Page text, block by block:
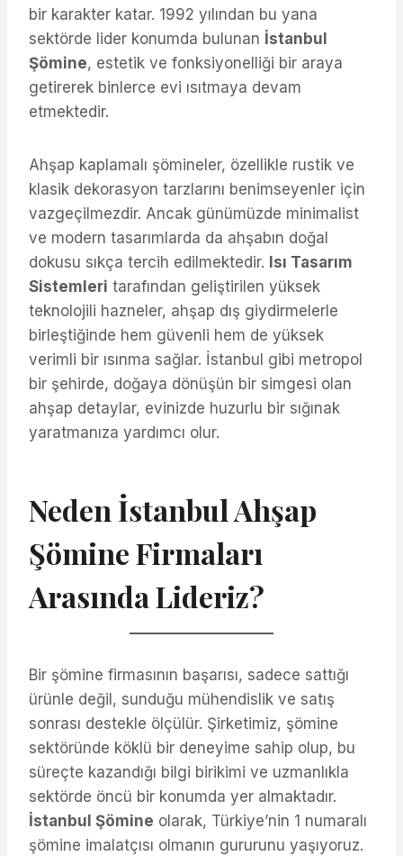
bir karakter katar. 1992 yılından bu yana
sektörde lider konumda bulunan İstanbul
Şömine, estetik ve fonksiyonelliği bir araya
getirerek binlerce evi ısıtmaya devam
etmektedir.
Ahşap kaplamalı şömineler, özellikle rustik ve
klasik dekorasyon tarzlarını benimseyenler için
vazgeçilmezdir. Ancak günümüzde minimalist
ve modern tasarımlarda da ahşabın doğal
dokusu sıkça tercih edilmektedir. Isı Tasarım
Sistemleri tarafından geliştirilen yüksek
teknolojili hazneler, ahşap dış giydirmelerle
birleştiğinde hem güvenli hem de yüksek
verimli bir ısınma sağlar. İstanbul gibi metropol
bir şehirde, doğaya dönüşün bir simgesi olan
ahşap detaylar, evinizde huzurlu bir sığınak
yaratmanıza yardımcı olur.
Neden İstanbul Ahşap
Şömine Firmaları
Arasında Lideriz?
Bir şömine firmasının başarısı, sadece sattığı
ürünle değil, sunduğu mühendislik ve satış
sonrası destekle ölçülür. Şirketimiz, şömine
sektöründe köklü bir deneyime sahip olup, bu
süreçte kazandığı bilgi birikimi ve uzmanlıkla
sektörde öncü bir konumda yer almaktadır.
İstanbul Şömine olarak, Türkiye’nin 1 numaralı
şömine imalatçısı olmanın gururunu yaşıyoruz.